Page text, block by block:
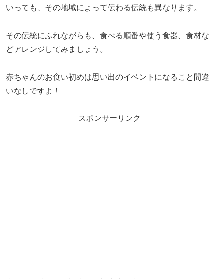
いっても、その地域によって伝わる伝統も異なります。
その伝統にふれながらも、食べる順番や使う食器、食材な
どアレンジしてみましょう。
赤ちゃんのお食い初めは思い出のイベントになること間違
いなしですよ！
スポンサーリンク